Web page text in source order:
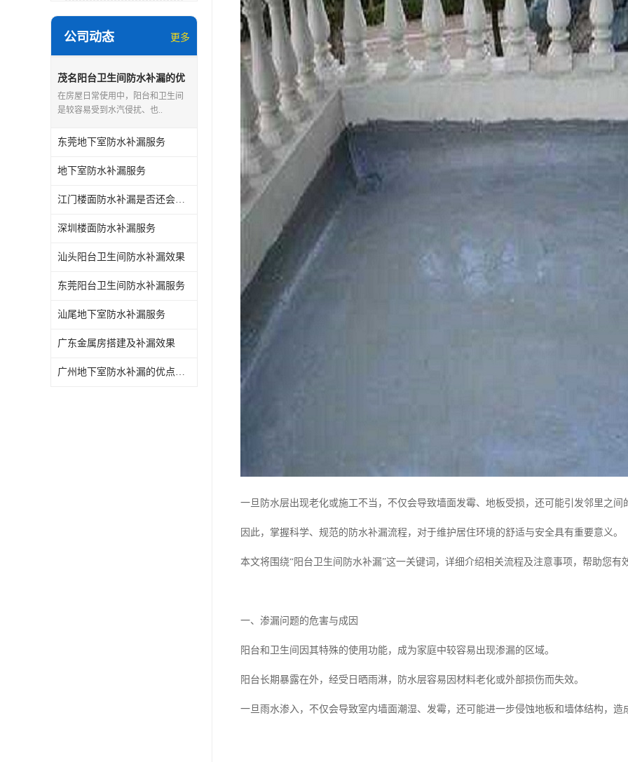
公司动态 更多
茂名阳台卫生间防水补漏的优
点和缺点
在房屋日常使用中，阳台和卫生间
是较容易受到水汽侵扰、也..
东莞地下室防水补漏服务
地下室防水补漏服务
江门楼面防水补漏是否还会漏水
深圳楼面防水补漏服务
汕头阳台卫生间防水补漏效果
东莞阳台卫生间防水补漏服务
汕尾地下室防水补漏服务
广东金属房搭建及补漏效果
广州地下室防水补漏的优点和缺点
一旦防水层出现老化或施工不当，不仅会导致墙面发霉、地板受损，还可能引发邻里之间
因此，掌握科学、规范的防水补漏流程，对于维护居住环境的舒适与安全具有重要意义。
本文将围绕“阳台卫生间防水补漏”这一关键词，详细介绍相关流程及注意事项，帮助您有
一、渗漏问题的危害与成因
阳台和卫生间因其特殊的使用功能，成为家庭中较容易出现渗漏的区域。
阳台长期暴露在外，经受日晒雨淋，防水层容易因材料老化或外部损伤而失效。
一旦雨水渗入，不仅会导致室内墙面潮湿、发霉，还可能进一步侵蚀地板和墙体结构，造